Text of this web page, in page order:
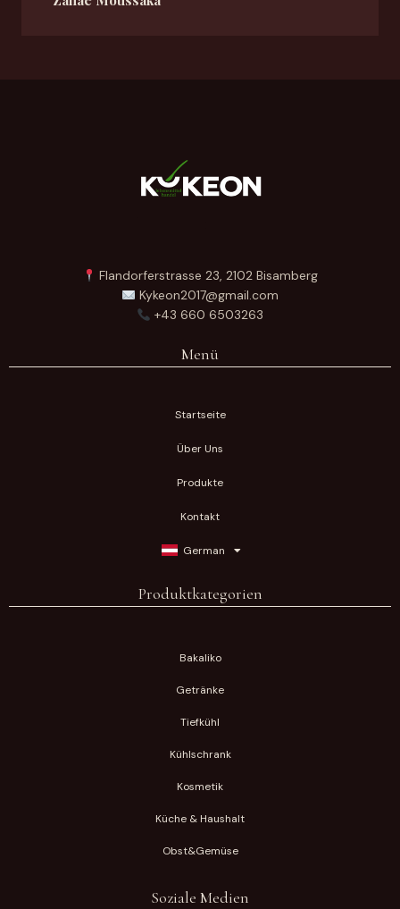
Flandorferstrasse 23, 2102 Bisamberg
Kykeon2017@gmail.com
+43 660 6503263
Menü
Startseite
Über Uns
Produkte
Kontakt
German
Produktkategorien
Bakaliko
Getränke
Tiefkühl
Kühlschrank
Kosmetik
Küche & Haushalt
Obst&Gemüse
Soziale Medien